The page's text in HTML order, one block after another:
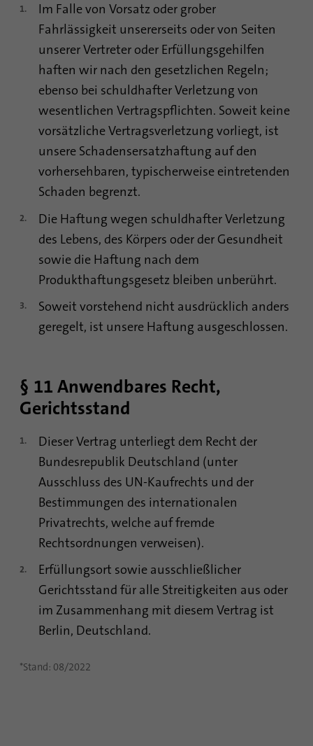
Im Falle von Vorsatz oder grober
Fahrlässigkeit unsererseits oder von Seiten
unserer Vertreter oder Erfüllungsgehilfen
haften wir nach den gesetzlichen Regeln;
ebenso bei schuldhafter Verletzung von
wesentlichen Vertragspflichten. Soweit keine
vorsätzliche Vertragsverletzung vorliegt, ist
unsere Schadensersatzhaftung auf den
vorhersehbaren, typischerweise eintretenden
Schaden begrenzt.
Die Haftung wegen schuldhafter Verletzung
des Lebens, des Körpers oder der Gesundheit
sowie die Haftung nach dem
Produkthaftungsgesetz bleiben unberührt.
Soweit vorstehend nicht ausdrücklich anders
geregelt, ist unsere Haftung ausgeschlossen.
§ 11 Anwendbares Recht,
Gerichtsstand
Dieser Vertrag unterliegt dem Recht der
Bundesrepublik Deutschland (unter
Ausschluss des UN-Kaufrechts und der
Bestimmungen des internationalen
Privatrechts, welche auf fremde
Rechtsordnungen verweisen).
Erfüllungsort sowie ausschließlicher
Gerichtsstand für alle Streitigkeiten aus oder
im Zusammenhang mit diesem Vertrag ist
Berlin, Deutschland.
*Stand: 08/2022